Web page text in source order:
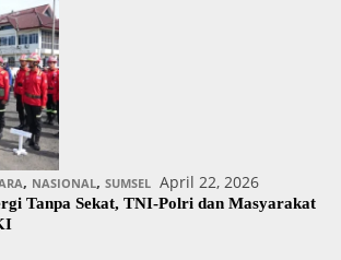
, NASIONAL, SUMSEL April 22, 2026
Tanpa Sekat, TNI-Polri dan Masyarakat